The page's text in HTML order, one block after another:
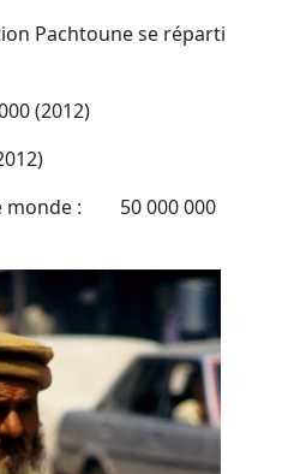
Pachtoune se réparti
(2012)
monde : 50 000 000